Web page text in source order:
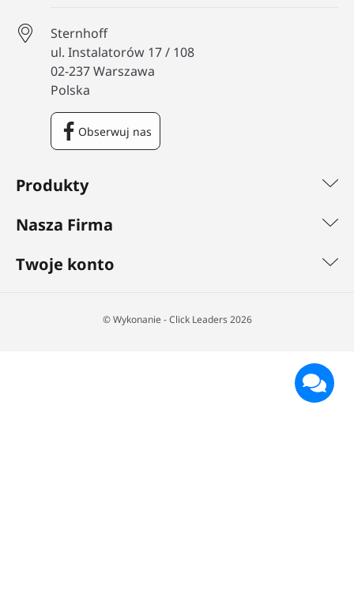
Produkty
Nasza Firma
Twoje konto
Sternhoff
ul. Instalatorów 17 / 108
02-237 Warszawa
Polska
Obserwuj nas
Facebook
©️ Wykonanie - Click Leaders 2026